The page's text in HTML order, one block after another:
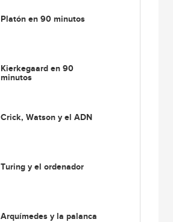
Platón en 90 minutos
Kierkegaard en 90
minutos
Crick, Watson y el ADN
Turing y el ordenador
Arquímedes y la palanca